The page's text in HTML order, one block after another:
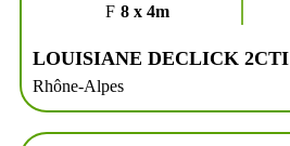
8 x 4m
LOUISIANE DECLICK 2CTI
Rhône-Alpes